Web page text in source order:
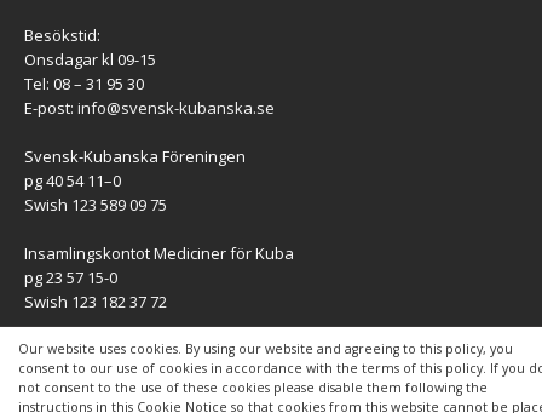
Our website uses cookies. By using our website and agreeing to this policy, you
consent to our use of cookies in accordance with the terms of this policy. If you
not consent to the use of these cookies please disable them following the
instructions in this Cookie Notice so that cookies from this website cannot be
Besökstid:
Onsdagar kl 09-15
Tel: 08 – 31 95 30
E-post: info@svensk-kubanska.se
Svensk-Kubanska Föreningen
pg 40 54 11–0
Swish 123 589 09 75
Insamlingskontot Mediciner för Kuba
pg 23 57 15-0
Swish 123 182 37 72
KONTAKT
Kontaktuppgifter